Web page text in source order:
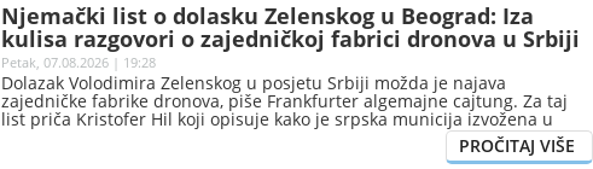
Njemački list o dolasku Zelenskog u Beograd: Iza
kulisa razgovori o zajedničkoj fabrici dronova u Srbiji
Petak, 07.08.2026 | 19:28
Dolazak Volodimira Zelenskog u posjetu Srbiji možda je najava
zajedničke fabrike dronova, piše Frankfurter algemajne cajtung. Za taj
list priča Kristofer Hil koji opisuje kako je srpska municija izvožena u